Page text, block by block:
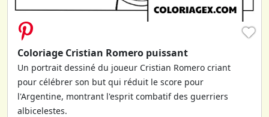
♥
Coloriage Cristian Romero puissant
Un portrait dessiné du joueur Cristian Romero criant
pour célébrer son but qui réduit le score pour
l'Argentine, montrant l'esprit combatif des guerriers
albicelestes.